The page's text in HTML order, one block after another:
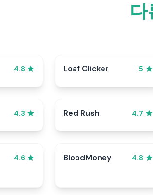
4.8 Loaf Clicker 5
4.3 Red Rush 4.7
4.6 BloodMoney 4.8